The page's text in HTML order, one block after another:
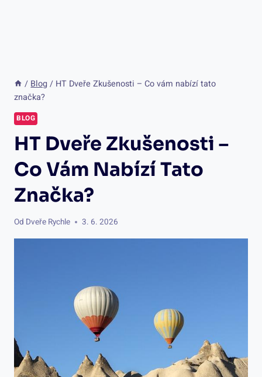
/ Blog / HT Dveře Zkušenosti – Co vám nabízí tato
značka?
BLOG
HT Dveře Zkušenosti –
Co Vám Nabízí Tato
Značka?
Od Dveře Rychle 3. 6. 2026